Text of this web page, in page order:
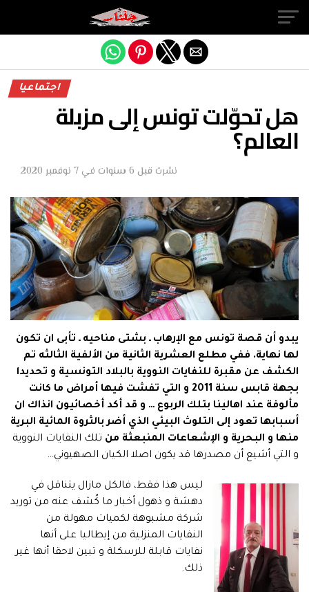
اجتماعيا
هل تحوّلت تونس إلى مزبلة
العالم؟
نشرت قبل 6 سنوات في 7 نوفمبر 2020
يبدو أن قصة تونس مع الإرهاب ـ بشتى مناحيه ـ تأبى ان تكون
لها نهاية. ففي مطلع العشرية الثانية من الألفية الثالثه تم
الكشف عن مقبرة للنفايات النووية بالبلاد التونسية و تحديدا
بجهة قابس سنة 2011 و التي تفشت فيها أمراض ما كانت
مألوفة عند اهالينا بتلك الربوع … و قد أكد أخصائيون انذاك ان
أسبابها تعود إلى التلوث البيئي الذي أضر بالثروة المائية البرية
منها و البحرية و الإشعاعات المنبعثة من تلك النفايات النووية
و التي أشيع أن مصدرها قد يكون اصلا الكيان الصهيوني…
ليس هذا فقط، فالكل مازال يتناقل في
دهشة و ذهول أخبار ما كُشف عنه من توريد
شركة مشبوهة لكميات مهولة من
النفايات المنزلية من إيطاليا على أنها
نفايات قابلة للرسكلة و تبين لاحقا أنها غير
ذلك.
Exit mobile version